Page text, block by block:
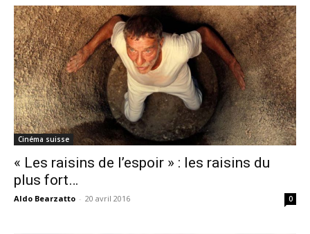
Cinéma suisse
« Les raisins de l’espoir » : les raisins du
plus fort…
Aldo Bearzatto - 20 avril 2016 0